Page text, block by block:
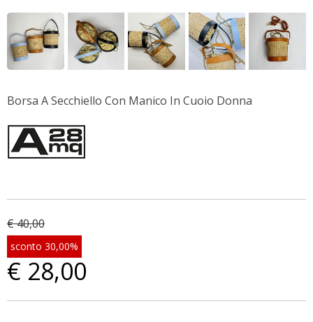
Borsa A Secchiello Con Manico In Cuoio Donna
€ 40,00
sconto 30,00%
€ 28,00